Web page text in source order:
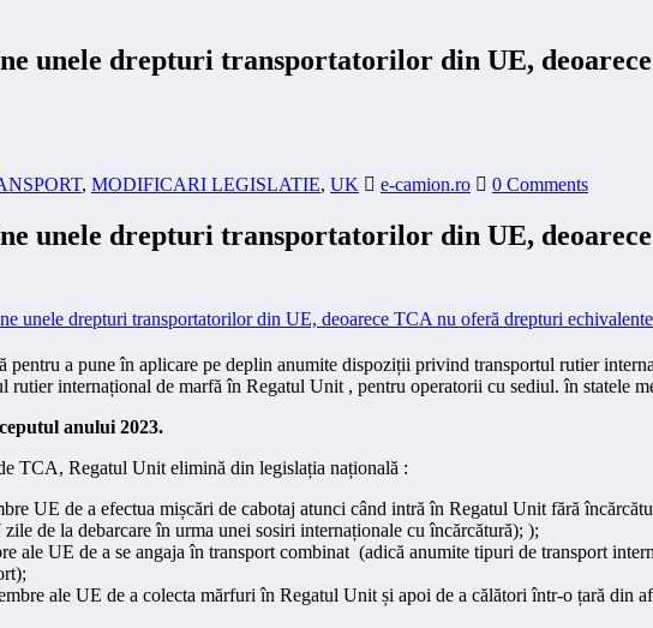
unele drepturi transportatorilor din UE,
, MODIFICARI LEGISLATIE, UK e-camion.ro 0 Comments
unele drepturi transportatorilor din UE,
a pune în aplicare pe deplin anumite dispoziții privind transportul rutier
rutier internațional de marfă în Regatul Unit , pentru operatorii cu sediul. în statele
anului 2023.
TCA, Regatul Unit elimină din legislația națională :
UE de a efectua mișcări de cabotaj atunci când intră în Regatul Unit fără
de la debarcare în urma unei sosiri internaționale cu încărcătură); );
ale UE de a se angaja în transport combinat (adică anumite tipuri de transport
ale UE de a colecta mărfuri în Regatul Unit și apoi de a călători într-o țară